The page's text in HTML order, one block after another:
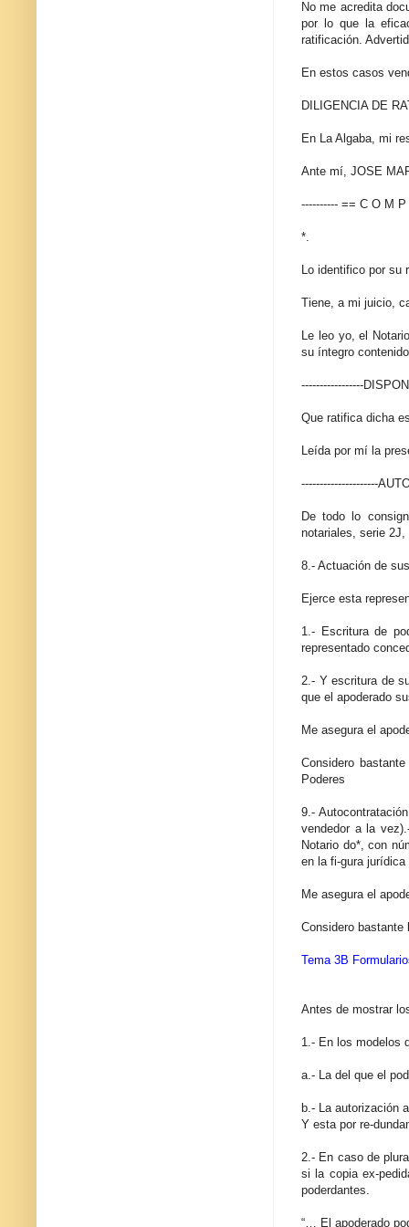
No me acredita
por lo que la
ratificación.
En estos casos
DILIGENCIA DE
En La Algaba, mi
Ante mí, JOSE
---------- == C O M
*.
Lo identifico por su
Tiene, a mi juicio,
Le leo yo, el
su íntegro
-----------------
Que ratifica dicha
Leída por mí la
---------------------
De todo lo
notariales, serie
8.- Actuación de
Ejerce esta
1.- Escritura de
representado
2.- Y escritura de
que el apoderado
Me asegura el
Considero
Poderes
9.-
vendedor a la
Notario do*, con
en la fi-gura
Me asegura el
Considero
Tema 3B
Antes de mostrar
1.- En los modelos
a.- La del que el
b.- La autorización
Y esta por re-
2.- En caso de
si la copia ex-
poderdantes.
“… El apoderado